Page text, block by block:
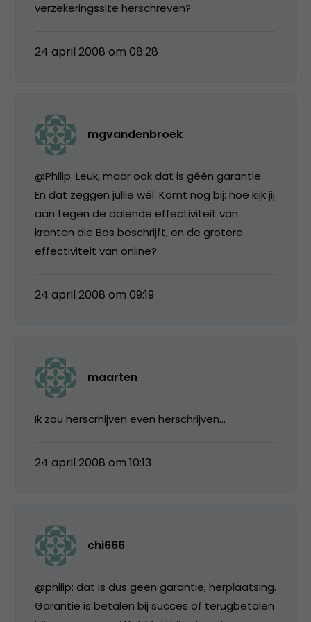
verzekeringssite herschreven?
24 april 2008 om 08:28
mgvandenbroek
@Philip: Leuk, maar ook dat is géén garantie.
En dat zeggen jullie wél. Komt nog bij: hoe kijk jij
aan tegen de dalende effectiviteit van
kranten die Bas beschrijft, en de grotere
effectiviteit van online?
24 april 2008 om 09:19
maarten
Ik zou herscrhijven even herschrijven…
24 april 2008 om 10:13
chi666
@philip: dat is dus geen garantie, herplaatsing.
Garantie is betalen bij succes of terugbetalen